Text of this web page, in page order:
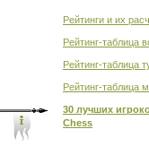
Рейтинги и их
Рейтинг-таблица
Рейтинг-таблица
Рейтинг-таблица
30 лучших
Chess